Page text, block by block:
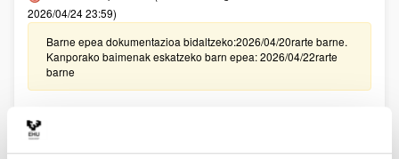
2026/04/24 23:59)
Barne epea dokumentazioa bidaltzeko:2026/04/20rarte barne.
Kanporako baimenak eskatzeko barn epea: 2026/04/22rarte
barne
laguntzak. Lehen seihilekoa 2026
Aurkezteko epea itxita: 2026/04/14 - 2026/05/13